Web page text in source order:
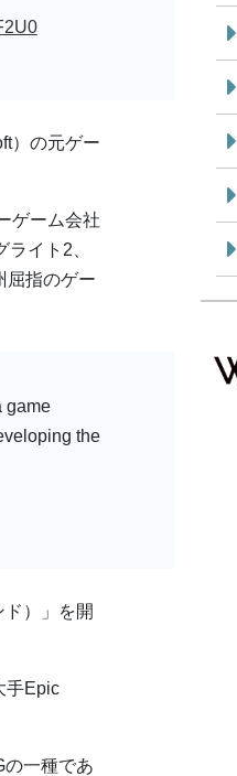
）の元ゲー
ゲーム会社
イト2、
屈指のゲー
game
the
）」を開
手Epic
一種であ